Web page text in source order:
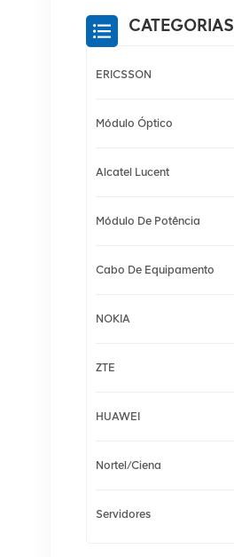
CATEGORIAS
ERICSSON
Módulo Óptico
Alcatel Lucent
Módulo De Potência
Cabo De Equipamento
NOKIA
ZTE
HUAWEI
Nortel/Ciena
Servidores